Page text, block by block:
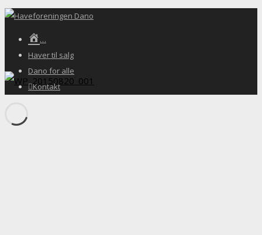
…
Haver til salg
Dano for alle
Kontakt